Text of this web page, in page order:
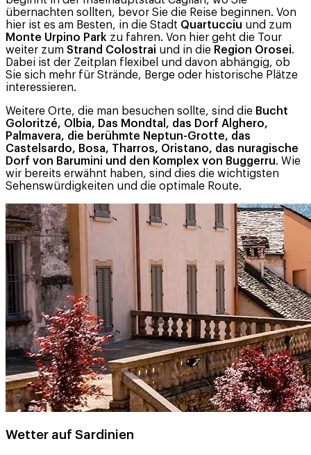
übernachten sollten, bevor Sie die Reise beginnen. Von
hier ist es am Besten, in die Stadt Quartucciu und zum
Monte Urpino Park zu fahren. Von hier geht die Tour
weiter zum Strand Colostrai und in die Region Orosei.
Dabei ist der Zeitplan flexibel und davon abhängig, ob
Sie sich mehr für Strände, Berge oder historische Plätze
interessieren.
Weitere Orte, die man besuchen sollte, sind die Bucht
Goloritzé, Olbia, Das Mondtal, das Dorf Alghero,
Palmavera, die berühmte Neptun-Grotte, das
Castelsardo, Bosa, Tharros, Oristano, das nuragische
Dorf von Barumini und den Komplex von Buggerru. Wie
wir bereits erwähnt haben, sind dies die wichtigsten
Sehenswürdigkeiten und die optimale Route.
Wetter auf Sardinien